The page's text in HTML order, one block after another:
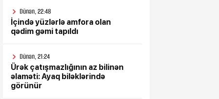
Dünən, 22:48
İçində yüzlərlə amfora olan
qədim gəmi tapıldı
Dünən, 21:24
Ürək çatışmazlığının az bilinən
əlaməti: Ayaq biləklərində
görünür